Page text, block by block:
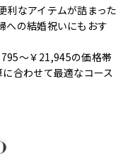
利なアイテムが詰まった
への結婚祝いにもおす
～￥21,945の価格帯
合わせて最適なコース